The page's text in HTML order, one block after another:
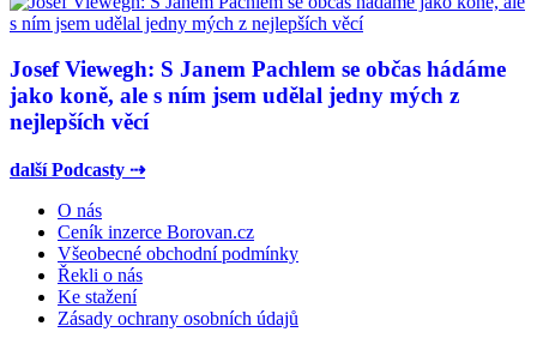
Josef Viewegh: S Janem Pachlem se občas hádáme
jako koně, ale s ním jsem udělal jedny mých z
nejlepších věcí
další Podcasty ⇢
O nás
Ceník inzerce Borovan.cz
Všeobecné obchodní podmínky
Řekli o nás
Ke stažení
Zásady ochrany osobních údajů